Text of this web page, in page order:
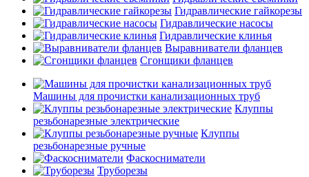
Гидравлические гайкорезы
Гидравлические насосы
Гидравлические клинья
Выравниватели фланцев
Сгонщики фланцев
Машины для прочистки канализационных труб
Клуппы
резьбонарезные электрические
Клуппы
резьбонарезные ручные
Фаскосниматели
Труборезы